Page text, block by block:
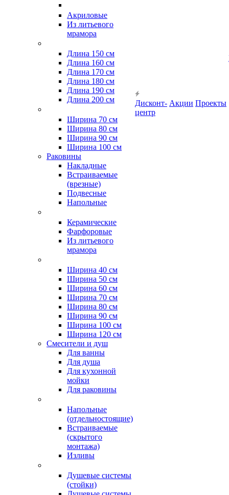
Акриловые
Из литьевого
мрамора
Длина 150 см
Длина 160 см
Длина 170 см
Длина 180 см
Длина 190 см
Длина 200 см
Ширина 70 см
Ширина 80 см
Ширина 90 см
Ширина 100 см
Раковины
Накладные
Встраиваемые
(врезные)
Подвесные
Напольные
Керамические
Фарфоровые
Из литьевого
мрамора
Ширина 40 см
Ширина 50 см
Ширина 60 см
Ширина 70 см
Ширина 80 см
Ширина 90 см
Ширина 100 см
Ширина 120 см
Смесители и душ
Для ванны
Для душа
Для кухонной
мойки
Для раковины
Напольные
(отдельностоящие)
Встраиваемые
(скрытого
монтажа)
Изливы
Душевые системы
(стойки)
Дисконт-
центр
Акции Проекты